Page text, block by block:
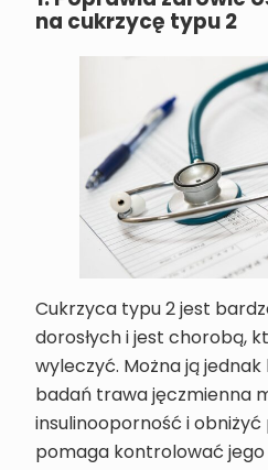
na cukrzycę typu 2
Cukrzyca typu 2 jest
dorosłych i jest chorobą,
wyleczyć. Można ją jednak
badań trawa jęczmienna
insulinooporność i
pomaga kontrolować jego